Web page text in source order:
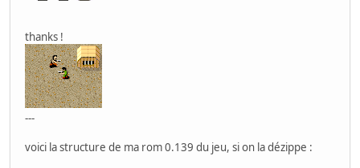
thanks !
---
voici la structure de ma rom 0.139 du jeu, si on la dézippe :